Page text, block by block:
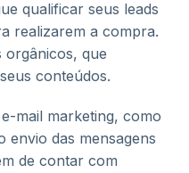
qualificar seus leads
realizarem a compra.
orgânicos, que
conteúdos.
mail marketing, como
envio das mensagens
de contar com